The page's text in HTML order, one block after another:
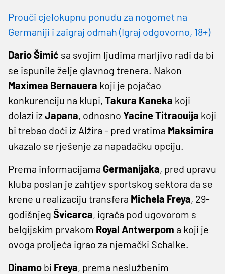
Prouči cjelokupnu ponudu za nogomet na
Germaniji i zaigraj odmah (Igraj odgovorno, 18+)
DarioŠimić sa svojim ljudima marljivo radi da bi
se ispunile želje glavnog trenera. Nakon
Maximea Bernauera koji je pojačao
konkurenciju na klupi, Takura Kaneka koji
dolazi izJapana, odnosno YacineTitraouija koji
bi trebao doći iz Alžira - pred vratima Maksimira
ukazalo se rješenje za napadačku opciju.
Prema informacijama Germanijaka, pred upravu
kluba poslan je zahtjev sportskog sektora da se
krene u realizaciju transfera Michela Freya, 29-
godišnjeg Švicarca, igrača pod ugovorom s
belgijskim prvakom Royal Antwerpom a koji je
ovoga proljeća igrao za njemački Schalke.
Dinamo bi Freya, prema neslužbenim